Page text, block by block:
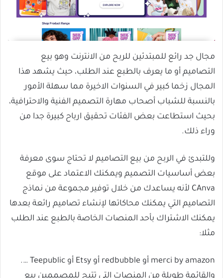
مجال جد رائع للمبتدئين للربح من الانترنت وهو بيع
التصاميم أو ما يعرف بالطبع عند الطلب، حيث يشهد هذا
المجال زخما كبير في السنوات الاخيرة مما سهلة الأمور
بالنسبة للشباب أصحاب مهارة التصميم الفنية والاحترافية،
بحيث استطاعت بعض الفئات تحقيق ارباح كبيرة جدا من
وراء ذلك.
وللتبدئ في الربح من بيع التصاميم لا تحتاج سوى معرفة
بعض أساسيات التصميم ويمكنك الاعتماد على موقع
CAnva لأنه يساعدك من خلال توفير مجموعة من نماذج
التصاميم التي يمكنك محاكاتها لإنشاء تصاميم رائعة بعدها
يمكنك الاشتراك بأحد المنصات الخاصة بالطبع عند الطلب
مثلا:
merci by amazon أو redbubble أو Etsy أو Teepublic ….
والقائمة طويلة من المنصات التي تتيح للمصممين بيع